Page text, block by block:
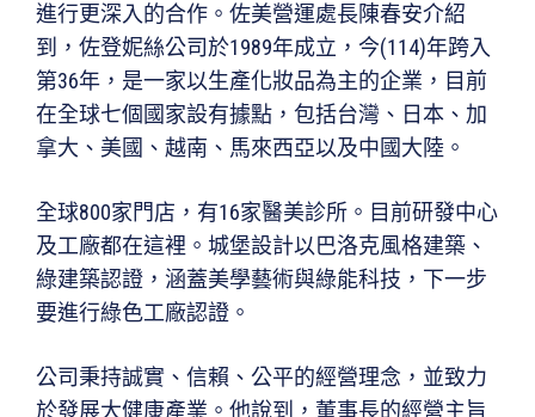
進行更深入的合作。佐美營運處長陳春安介紹
到，佐登妮絲公司於1989年成立，今(114)年跨入
第36年，是一家以生產化妝品為主的企業，目前
在全球七個國家設有據點，包括台灣、日本、加
拿大、美國、越南、馬來西亞以及中國大陸。
全球800家門店，有16家醫美診所。目前研發中心
及工廠都在這裡。城堡設計以巴洛克風格建築、
綠建築認證，涵蓋美學藝術與綠能科技，下一步
要進行綠色工廠認證。
公司秉持誠實、信賴、公平的經營理念，並致力
於發展大健康產業。他說到，董事長的經營主旨